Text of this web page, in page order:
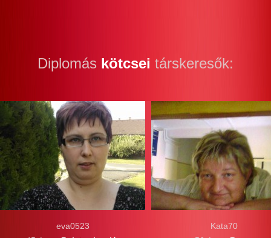
Diplomás kötcsei társkeresők:
eva0523
Kata70